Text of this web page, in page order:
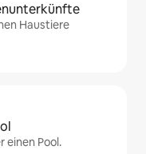
Haustiere
einen Pool.